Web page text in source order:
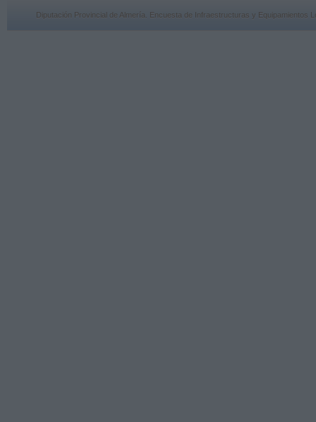
Diputación Provincial de Almería. Encuesta de Infraestructuras y Equipamientos